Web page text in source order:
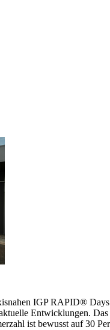
IGP RAPID®
Entwicklungen.
ist bewusst auf 30